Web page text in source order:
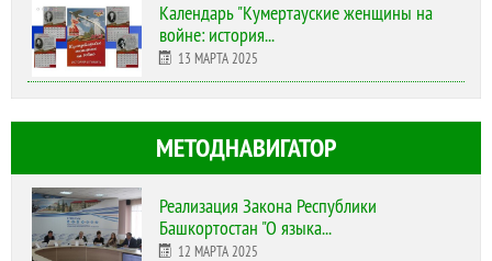
Календарь "Кумертауские женщины на
войне: история...
13 МАРТА 2025
МЕТОДНАВИГАТОР
Реализация Закона Республики
Башкортостан "О языка...
12 МАРТА 2025